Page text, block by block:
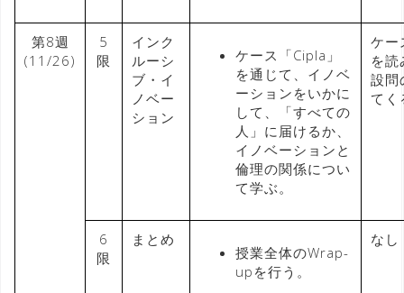
第8週
(11/26)
5
限
インク
ルーシ
ブ・イ
ノベー
ション
ケース「Cipla」
を通じて、イノベ
ーションをいかに
して、「すべての
人」に届けるか、
イノベーションと
倫理の関係につい
て学ぶ。
ケー
を
設問
てく
6
限
まとめ
授業全体のWrap-
upを行う。
なし